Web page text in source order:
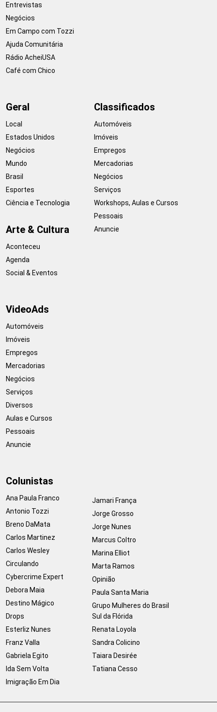
Entrevistas
Negócios
Em Campo com Tozzi
Ajuda Comunitária
Rádio AcheiUSA
Café com Chico
Geral
Local
Estados Unidos
Negócios
Mundo
Brasil
Esportes
Ciência e Tecnologia
Arte & Cultura
Aconteceu
Agenda
Social & Eventos
Classificados
Automóveis
Imóveis
Empregos
Mercadorias
Negócios
Serviços
Workshops, Aulas e Cursos
Pessoais
Anuncie
VideoAds
Automóveis
Imóveis
Empregos
Mercadorias
Negócios
Serviços
Diversos
Aulas e Cursos
Pessoais
Anuncie
Colunistas
Ana Paula Franco
Antonio Tozzi
Breno DaMata
Carlos Martinez
Carlos Wesley
Circulando
Cybercrime Expert
Debora Maia
Destino Mágico
Drops
Esterliz Nunes
Franz Valla
Gabriela Egito
Ida Sem Volta
Imigração Em Dia
Jamari França
Jorge Grosso
Jorge Nunes
Marcus Coltro
Marina Elliot
Marta Ramos
Opinião
Paula Santa Maria
Grupo Mulheres do Brasil
Sul da Flórida
Renata Loyola
Sandra Colicino
Taiara Desirée
Tatiana Cesso